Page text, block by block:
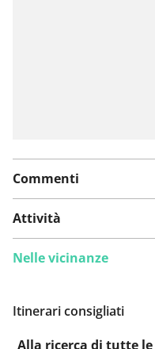
Commenti
Attività
Nelle vicinanze
Itinerari consigliati
Alla ricerca di tutte